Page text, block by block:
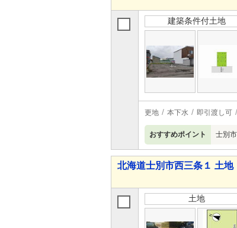
建築条件付土地
更地 本下水 即引渡し可
おすすめポイント 士別
北海道士別市西三条１ 土地
土地